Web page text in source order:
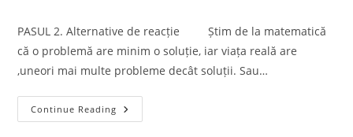
PASUL 2. Alternative de reacție Știm de la matematică
că o problemă are minim o soluție, iar viața reală are
,uneori mai multe probleme decât soluții. Sau…
Continue Reading Scuzele
Pasul